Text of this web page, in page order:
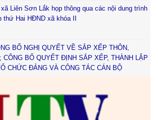
xã Liên Sơn Lắk họp thông qua các nội dung trình
thứ Hai HĐND xã khóa II
BỐ NGHỊ QUYẾT VỀ SẮP XẾP THÔN,
CÔNG BỐ QUYẾT ĐỊNH SẮP XẾP, THÀNH LẬP
CHỨC ĐẢNG VÀ CÔNG TÁC CÁN BỘ